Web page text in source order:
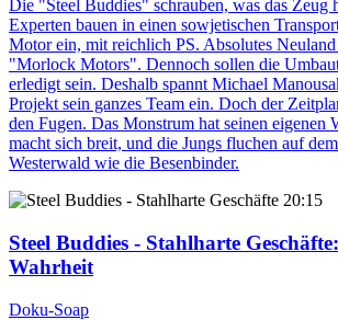
Die "Steel Buddies" schrauben, was das Zeug
Experten bauen in einen sowjetischen
Motor ein, mit reichlich PS. Absolutes
"Morlock Motors". Dennoch sollen die
erledigt sein. Deshalb spannt Michael
Projekt sein ganzes Team ein. Doch der
den Fugen. Das Monstrum hat seinen eigenen
macht sich breit, und die Jungs fluchen auf
Westerwald wie die Besenbinder.
20:15
Steel Buddies - Stahlharte Geschäfte
Wahrheit
Doku-Soap